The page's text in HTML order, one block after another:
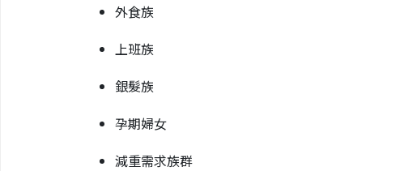
外食族
上班族
銀髮族
孕期婦女
減重需求族群